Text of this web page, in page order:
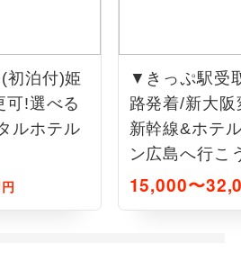
泊付)姫
可!選べる
ルホテル
円
▼きっぷ駅受
路発着/新大
新幹線&ホテ
ン広島へ行こ
15,000〜